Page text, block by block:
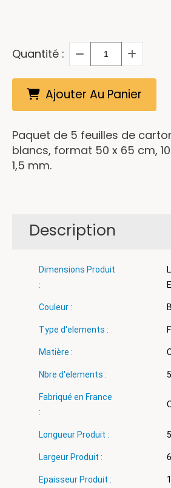
Quantité :
Ajouter Au Panier
Paquet de 5 feuilles de
blancs, format 50 x 65 cm,
1,5 mm.
Description
Dimensions Produit
:
Couleur :
Type d'elements :
Matière :
Nbre d'elements : 5
Fabriqué en France
:
Longueur Produit :
Largeur Produit :
Epaisseur Produit :